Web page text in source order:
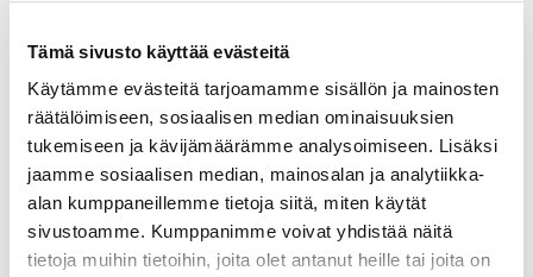
Tämä sivusto käyttää evästeitä
Käytämme evästeitä tarjoamamme sisällön ja mainosten
räätälöimiseen, sosiaalisen median ominaisuuksien
tukemiseen ja kävijämäärämme analysoimiseen. Lisäksi
jaamme sosiaalisen median, mainosalan ja analytiikka-
alan kumppaneillemme tietoja siitä, miten käytät
sivustoamme. Kumppanimme voivat yhdistää näitä
tietoja muihin tietoihin, joita olet antanut heille tai joita on
Tutustu myös